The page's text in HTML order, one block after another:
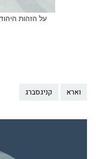
על הזהות
וארא קניגסברג